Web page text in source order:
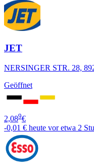
JET
NERSINGER STR. 28,
Geöffnet
2,089€
-0,01 € heute vor etwa 2